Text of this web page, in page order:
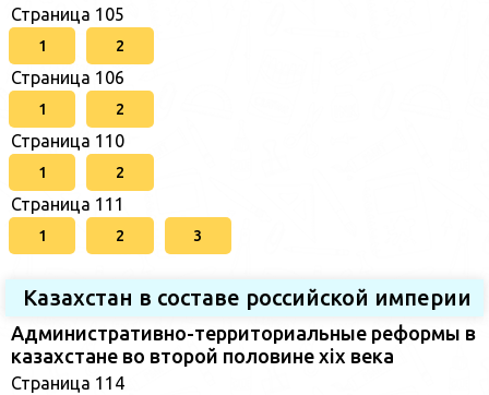
Страница 105
1 2
Страница 106
1 2
Страница 110
1 2
Страница 111
1 2 3
Казахстан в составе российской империи
Административно-территориальные реформы в
казахстане во второй половине xix века
Страница 114